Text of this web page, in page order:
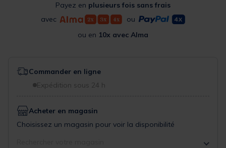
Payez en plusieurs fois sans frais
avec
ou
ou en 10x avec Alma
Commander en ligne
Expédition sous 24 h
Acheter en magasin
Choisissez un magasin pour voir la disponibilité